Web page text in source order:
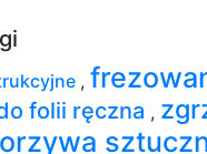
,
folii ręczna ,